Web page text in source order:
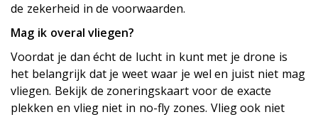
de zekerheid in de voorwaarden.
Mag ik overal vliegen?
Voordat je dan écht de lucht in kunt met je drone is
het belangrijk dat je weet waar je wel en juist niet mag
vliegen. Bekijk de zoneringskaart voor de exacte
plekken en vlieg niet in no-fly zones. Vlieg ook niet